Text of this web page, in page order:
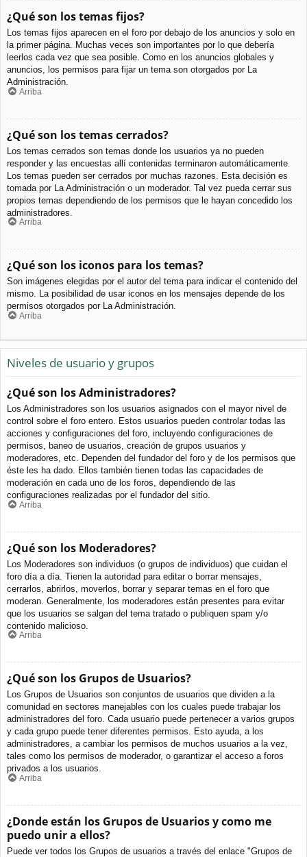
¿Qué son los temas fijos?
Los temas fijos aparecen en el foro por debajo de los anuncios y solo en
la primer página. Muchas veces son importantes por lo que debería
leerlos cada vez que sea posible. Como en los anuncios globales y
anuncios, los permisos para fijar un tema son otorgados por La
Administración.
Arriba
¿Qué son los temas cerrados?
Los temas cerrados son temas donde los usuarios ya no pueden
responder y las encuestas allí contenidas terminaron automáticamente.
Los temas pueden ser cerrados por muchas razones. Esta decisión es
tomada por La Administración o un moderador. Tal vez pueda cerrar sus
propios temas dependiendo de los permisos que le hayan concedido los
administradores.
Arriba
¿Qué son los iconos para los temas?
Son imágenes elegidas por el autor del tema para indicar el contenido del
mismo. La posibilidad de usar iconos en los mensajes depende de los
permisos otorgados por La Administración.
Arriba
Niveles de usuario y grupos
¿Qué son los Administradores?
Los Administradores son los usuarios asignados con el mayor nivel de
control sobre el foro entero. Estos usuarios pueden controlar todas las
acciones y configuraciones del foro, incluyendo configuraciones de
permisos, baneo de usuarios, creación de grupos usuarios y
moderadores, etc. Dependen del fundador del foro y de los permisos que
éste les ha dado. Ellos también tienen todas las capacidades de
moderación en cada uno de los foros, dependiendo de las
configuraciones realizadas por el fundador del sitio.
Arriba
¿Qué son los Moderadores?
Los Moderadores son individuos (o grupos de individuos) que cuidan el
foro día a día. Tienen la autoridad para editar o borrar mensajes,
cerrarlos, abrirlos, moverlos, borrar y separar temas en el foro que
moderan. Generalmente, los moderadores están presentes para evitar
que los usuarios se salgan del tema tratado o publiquen spam y/o
contenido malicioso.
Arriba
¿Qué son los Grupos de Usuarios?
Los Grupos de Usuarios son conjuntos de usuarios que dividen a la
comunidad en sectores manejables con los cuales puede trabajar los
administradores del foro. Cada usuario puede pertenecer a varios grupos
y cada grupo puede tener diferentes permisos. Esto ayuda, a los
administradores, a cambiar los permisos de muchos usuarios a la vez,
tales como los permisos de moderador, o garantizar el acceso a foros
privados a los usuarios.
Arriba
¿Donde están los Grupos de Usuarios y como me
puedo unir a ellos?
Puede ver todos los Grupos de usuarios a través del enlace "Grupos de